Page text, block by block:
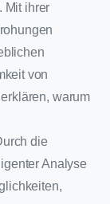
Mit ihrer
von
warum
die
Analyse